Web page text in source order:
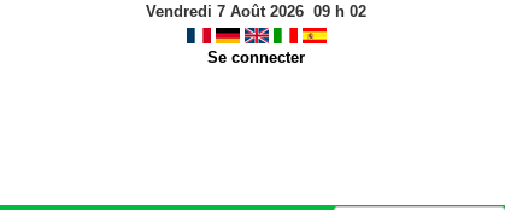
Vendredi 7 Août 2026 09 h 02
Se connecter